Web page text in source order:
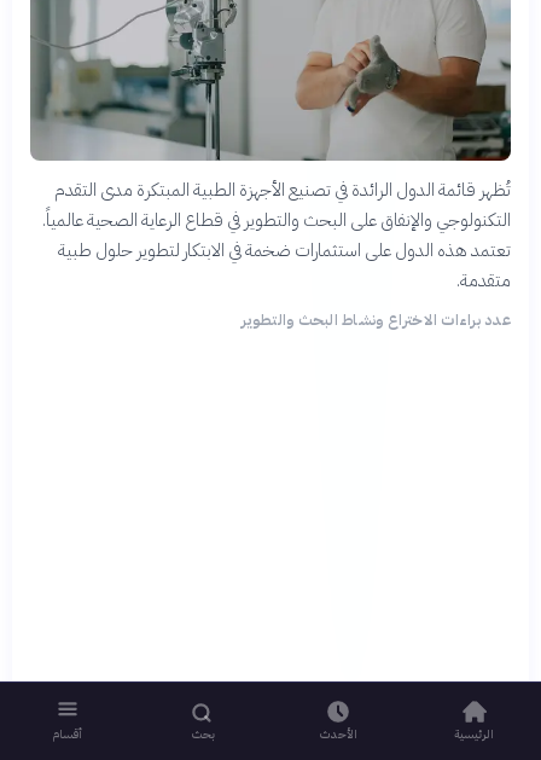
تُظهر قائمة الدول الرائدة في تصنيع الأجهزة الطبية المبتكرة مدى التقدم
التكنولوجي والإنفاق على البحث والتطوير في قطاع الرعاية الصحية عالمياً.
تعتمد هذه الدول على استثمارات ضخمة في الابتكار لتطوير حلول طبية
متقدمة.
عدد براءات الاختراع ونشاط البحث والتطوير
الرئيسية الأحدث بحث أقسام